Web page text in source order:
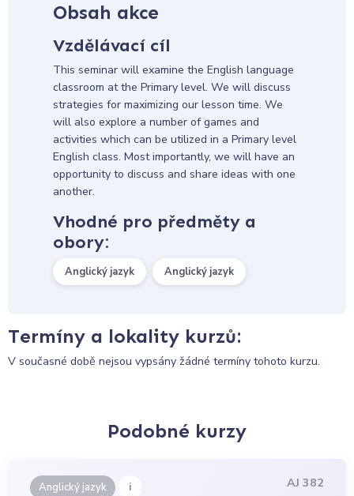
Obsah akce
Vzdělávací cíl
This seminar will examine the English language
classroom at the Primary level. We will discuss
strategies for maximizing our lesson time. We
will also explore a number of games and
activities which can be utilized in a Primary level
English class. Most importantly, we will have an
opportunity to discuss and share ideas with one
another.
Vhodné pro předměty a
obory:
Anglický jazyk Anglický jazyk
Termíny a lokality kurzů:
V současné době nejsou vypsány žádné termíny tohoto kurzu.
Podobné kurzy
Anglický jazyk i AJ 382